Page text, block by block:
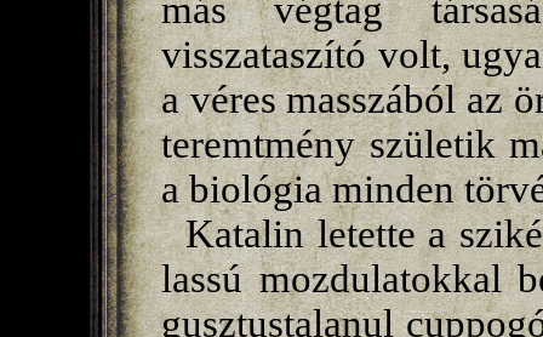
más végtag
visszataszító volt,
a véres masszából az
teremtmény születik
a biológia minden
Katalin letette a
lassú mozdulatokkal
gusztustalanul